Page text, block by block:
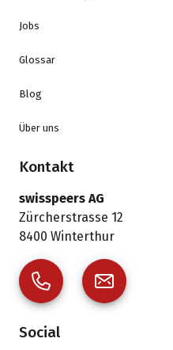
Jobs
Glossar
Blog
Über uns
Kontakt
swisspeers AG
Zürcherstrasse 12
8400 Winterthur
Social